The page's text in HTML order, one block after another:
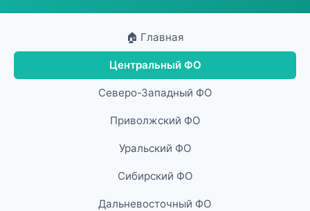
🏠 Главная
Центральный ФО
Северо-Западный ФО
Приволжский ФО
Уральский ФО
Сибирский ФО
Дальневосточный ФО